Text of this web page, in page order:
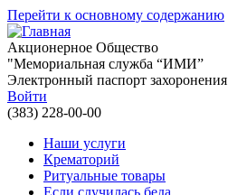
Перейти к основному содержанию
Акционерное Общество
"Мемориальная служба “ИМИ”
Электронный паспорт захоронения
Войти
(383) 228-00-00
Наши услуги
Крематорий
Ритуальные товары
Если случилась беда